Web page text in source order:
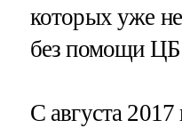
которых уже
без помощи
С августа